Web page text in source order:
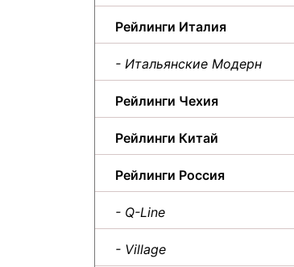
Рейлинги Италия
- Итальянские Модерн
Рейлинги Чехия
Рейлинги Китай
Рейлинги Россия
- Q-Line
- Village